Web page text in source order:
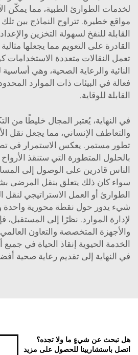
لخدمات الطوارئ الطبية، مما يمكّن
مواقع خطيرة. تتراوح النماذج بين
القابلة للنفخ لسهولة التخزين
القادرة على التعويم مما يجعلها
تعمل النقالات متعددة
النائية والرعاية الصحية، وهي
فعالة في البيئات ذات الموارد
القابلة للوقاية.
في النهاية، يُعتبر المجال خليطًا من
والتعاطف الإنساني، مما يجعل نقل
تطور مستمر. يعكس الاستمرار في
بالحلول المتطورة التي ستنقذ
الناس قادرين على الوصول إلى
سواء كان ذلك يتعلق بنقل المرضى
الطوارئ أو العمل الاستراتيجي لنقل
شيء يدور حول نقطة محورية واحدة
لإدارة الموارد. نظرًا إلى المستقبل،
والأجهزة المتخصصة والتعاون
الخدمة الحيوية إنقاذ الحياة في جميع
في النهاية إلى تقديم رعاية صحية
هل تبحث عن شيءٍ ما ولا تجده؟
اتصل باستشاريينا للحصول على مزيد